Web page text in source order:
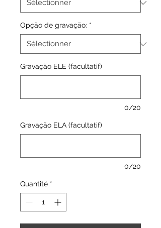
Opção de gravação: *
Gravação ELE (facultatif)
0/20
Gravação ELA (facultatif)
0/20
Quantité *